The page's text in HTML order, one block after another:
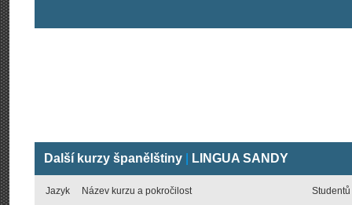
Další kurzy španělštiny LINGUA SANDY
Jazyk Název kurzu a pokročilost Studentů